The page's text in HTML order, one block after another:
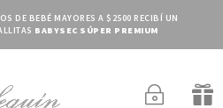
DE BEBÉ MAYORES A $2500 RECIBÍ UN
BABYSEC SÚPER PREMIUM
~ 